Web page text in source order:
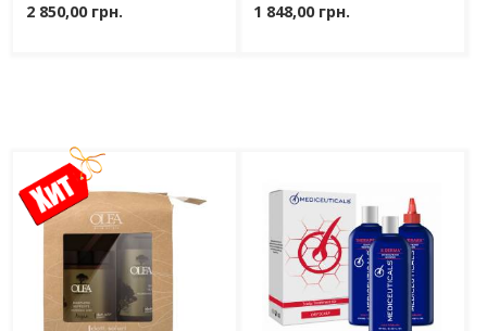
2 850,00 грн. 1 848,00 грн.